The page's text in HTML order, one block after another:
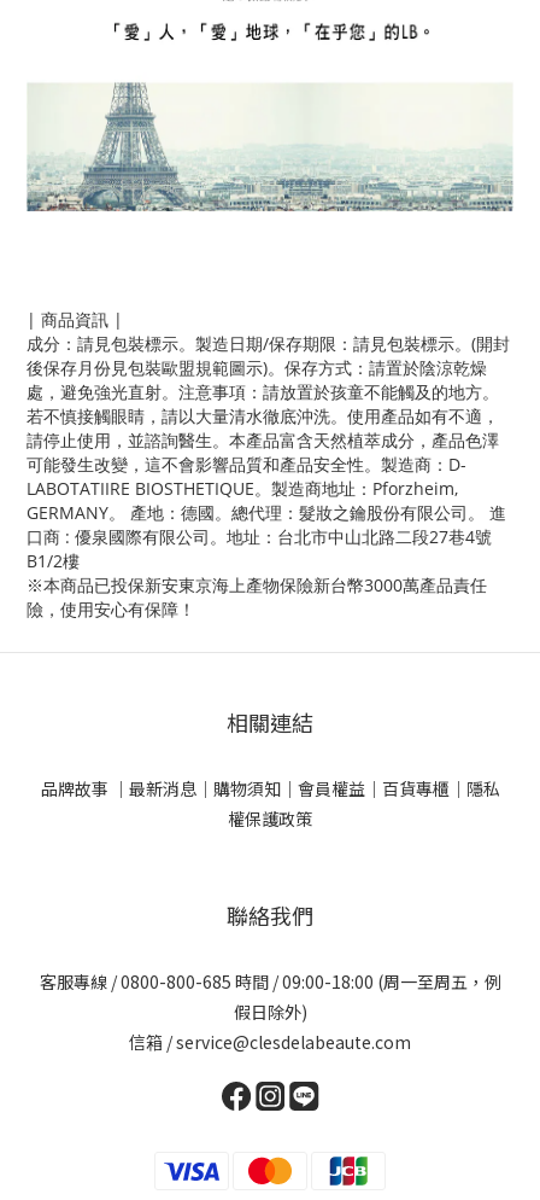
| 商品資訊 |
成分：請見包裝標示。製造日期/保存期限：請見包裝標示。(開封
後保存月份見包裝歐盟規範圖示)。保存方式：請置於陰涼乾燥
處，避免強光直射。注意事項：請放置於孩童不能觸及的地方。
若不慎接觸眼睛，請以大量清水徹底沖洗。使用產品如有不適，
請停止使用，並諮詢醫生。本產品富含天然植萃成分，產品色澤
可能發生改變，這不會影響品質和產品安全性。製造商：D-
LABOTATIIRE BIOSTHETIQUE。製造商地址：Pforzheim,
GERMANY。 產地：德國。總代理：髮妝之鑰股份有限公司。 進
口商 : 優泉國際有限公司。地址：台北市中山北路二段27巷4號
B1/2樓
※本商品已投保新安東京海上產物保險新台幣3000萬產品責任
險，使用安心有保障！
相關連結
品牌故事 ｜ 最新消息｜ 購物須知｜ 會員權益｜ 百貨專櫃｜ 隱私
權保護政策
聯絡我們
客服專線 / 0800-800-685 時間 / 09:00-18:00 (周一至周五，例
假日除外)
信箱 / service@clesdelabeaute.com